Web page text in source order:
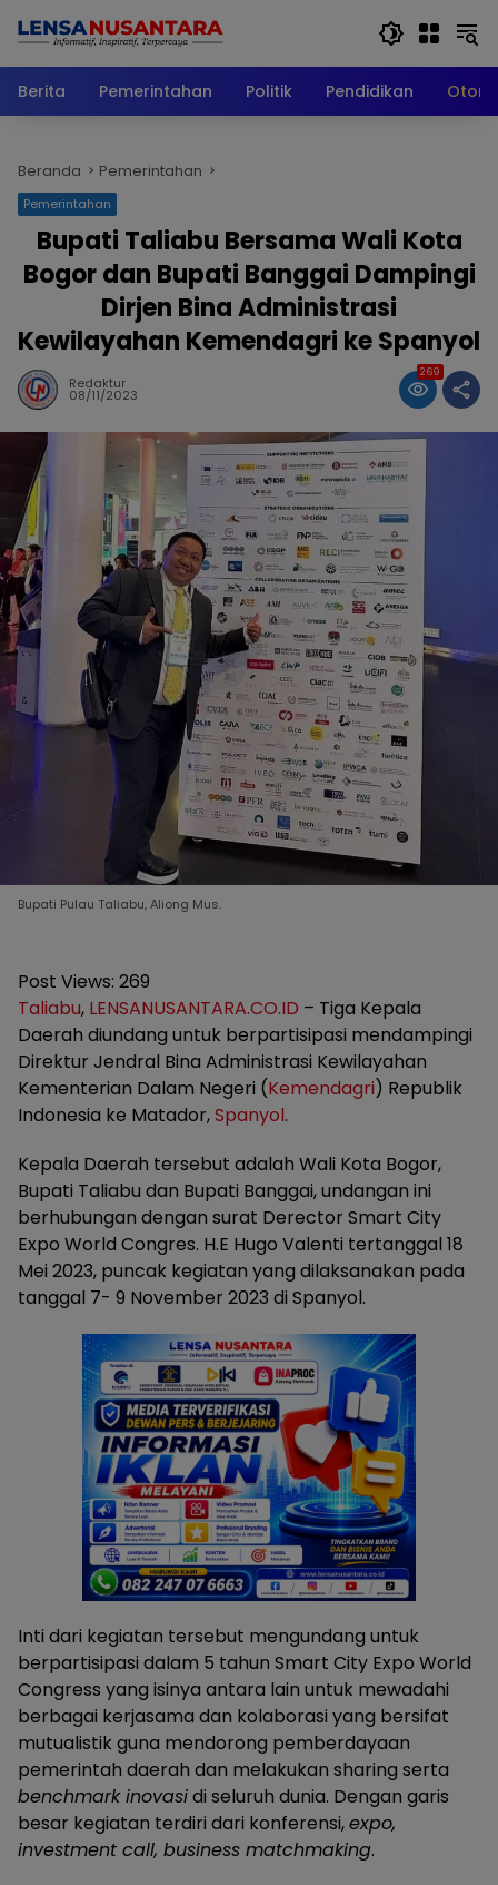
Berita
Pemerintahan Politik Pendidikan
Beranda Pemerintahan
Pemerintahan
Bupati Taliabu Bersama Wali Kota
Bogor dan Bupati Banggai Dampingi
Dirjen Bina Administrasi
Kewilayahan Kemendagri ke Spanyol
Redaktur
08/11/2023
269
Bupati Pulau Taliabu, Aliong Mus.
Post Views: 269
Taliabu, LENSANUSANTARA.CO.ID – Tiga Kepala
Daerah diundang untuk berpartisipasi mendampingi
Direktur Jendral Bina Administrasi Kewilayahan
Kementerian Dalam Negeri (Kemendagri) Republik
Indonesia ke Matador,Spanyol.
Kepala Daerah tersebut adalah Wali Kota Bogor,
Bupati Taliabu dan Bupati Banggai, undangan ini
berhubungan dengan surat Derector Smart City
Expo World Congres. H.E Hugo Valenti tertanggal 18
Mei 2023, puncak kegiatan yang dilaksanakan pada
tanggal 7- 9 November 2023 di Spanyol.
Inti dari kegiatan tersebut mengundang untuk
berpartisipasi dalam 5 tahun Smart City Expo World
Congress yang isinya antara lain untuk mewadahi
berbagai kerjasama dan kolaborasi yang bersifat
mutualistik guna mendorong pemberdayaan
pemerintah daerah dan melakukan sharing serta
benchmark inovasidi seluruh dunia. Dengan garis
besar kegiatan terdiri dari konferensi,expo,
investment call, business matchmaking.